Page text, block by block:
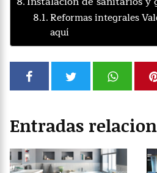
Reformas integrales
aquí
Entradas